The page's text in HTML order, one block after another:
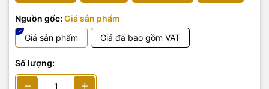
Nguồn gốc: Giá sản phẩm
Giá sản phẩm
Giá đã bao gồm VAT
Số lượng: